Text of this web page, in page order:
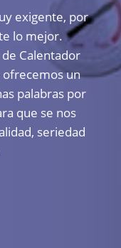
exigente, por
lo mejor.
Calentador
ofrecemos un
palabras por
que se nos
seriedad